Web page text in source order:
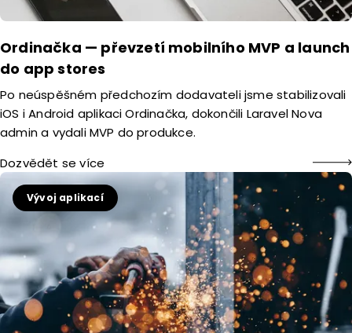
Ordinačka — převzetí mobilního MVP a launch
do app stores
Po neúspěšném předchozím dodavateli jsme stabilizovali
iOS i Android aplikaci Ordinačka, dokončili Laravel Nova
admin a vydali MVP do produkce.
Dozvědět se více
Vývoj aplikací